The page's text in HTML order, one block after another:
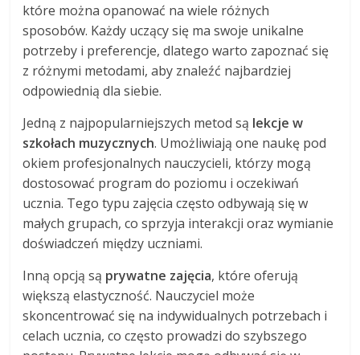
które można opanować na wiele różnych
sposobów. Każdy uczący się ma swoje unikalne
potrzeby i preferencje, dlatego warto zapoznać się
z różnymi metodami, aby znaleźć najbardziej
odpowiednią dla siebie.
Jedną z najpopularniejszych metod są lekcje w
szkołach muzycznych. Umożliwiają one naukę pod
okiem profesjonalnych nauczycieli, którzy mogą
dostosować program do poziomu i oczekiwań
ucznia. Tego typu zajęcia często odbywają się w
małych grupach, co sprzyja interakcji oraz wymianie
doświadczeń między uczniami.
Inną opcją są prywatne zajęcia, które oferują
większą elastyczność. Nauczyciel może
skoncentrować się na indywidualnych potrzebach i
celach ucznia, co często prowadzi do szybszego